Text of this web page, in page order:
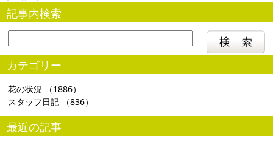
記事内検索
カテゴリー
花の状況 （1886）
スタッフ日記 （836）
最近の記事